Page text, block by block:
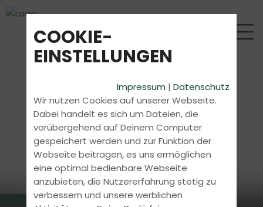
COOKIE-
EINSTELLUNGEN
Impressum |Datenschutz
Wir nutzen Cookies auf unserer Webseite.
Dabei handelt es sich um Dateien, die
vorübergehend auf Deinem Computer
gespeichert werden und zur Funktion der
Webseite beitragen, es uns ermöglichen
eine optimal bedienbare Webseite
anzubieten, die Nutzererfahrung stetig zu
verbessern und unsere werblichen